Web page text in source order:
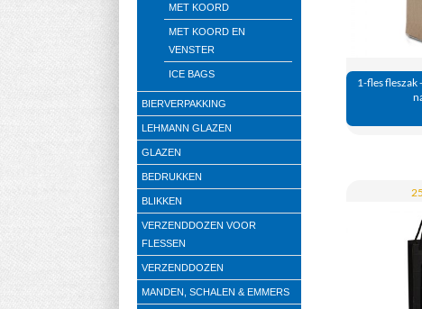
1-fles
MET KOORD
MET KOORD EN
VENSTER
ICE BAGS
BIERVERPAKKING
LEHMANN GLAZEN
GLAZEN
BEDRUKKEN
BLIKKEN
VERZENDDOZEN VOOR
FLESSEN
VERZENDDOZEN
MANDEN, SCHALEN & EMMERS